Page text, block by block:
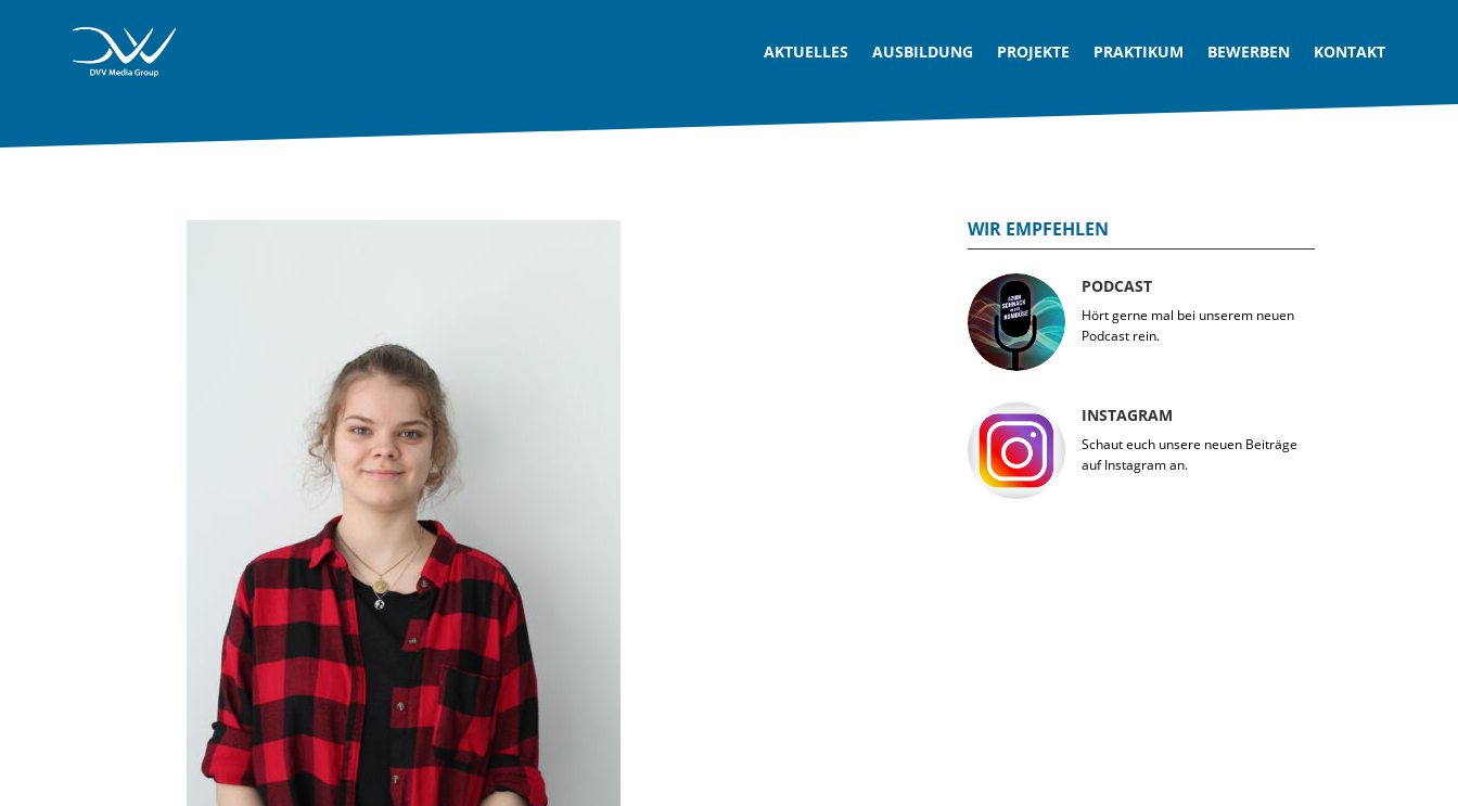
AKTUELLES AUSBILDUNG PROJEKTE PRAKTIKUM BEWERBEN KONTAKT
WIR EMPFEHLEN
PODCAST
Hört gerne mal bei unserem neuen
Podcast rein.
INSTAGRAM
Schaut euch unsere neuen Beiträge
auf Instagram an.